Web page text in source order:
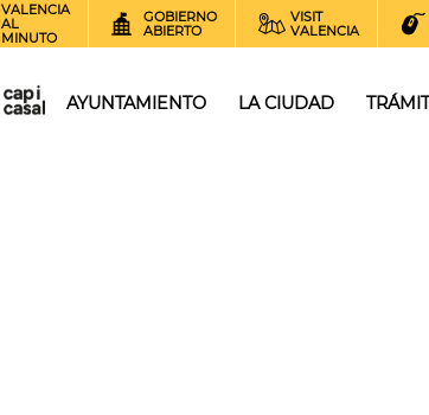
VALENCIA
AL
MINUTO
GOBIERNO
ABIERTO
VISIT
VALENCIA
AYUNTAMIENTO LA CIUDAD